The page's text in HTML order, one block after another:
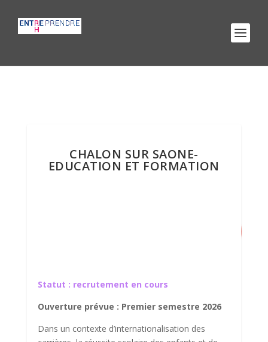
CHALON SUR SAONE-
EDUCATION ET FORMATION
Statut : recrutement en cours
Ouverture prévue : Premier semestre 2026
Dans un contexte d’internationalisation des